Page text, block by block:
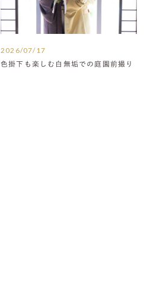
2026/07/17
色掛下も楽しむ白無垢での庭園前撮り